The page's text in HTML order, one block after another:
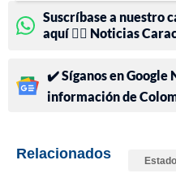
Suscríbase a nuestro
aquí 👉🏻 Noticias
✔️ Síganos en Google
información de
Relacionados